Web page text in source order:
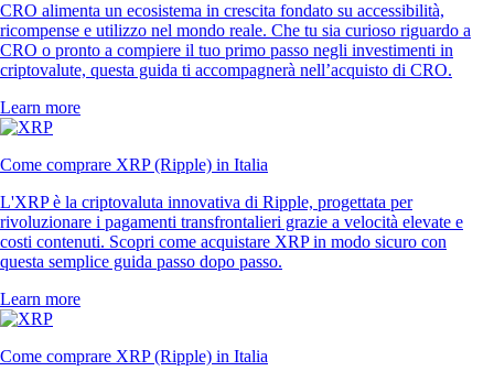
CRO alimenta un ecosistema in crescita fondato su accessibilità,
ricompense e utilizzo nel mondo reale. Che tu sia curioso riguardo a
CRO o pronto a compiere il tuo primo passo negli investimenti in
criptovalute, questa guida ti accompagnerà nell’acquisto di CRO.
Learn more
Come comprare XRP (Ripple) in Italia
L'XRP è la criptovaluta innovativa di Ripple, progettata per
rivoluzionare i pagamenti transfrontalieri grazie a velocità elevate e
costi contenuti. Scopri come acquistare XRP in modo sicuro con
questa semplice guida passo dopo passo.
Learn more
Come comprare XRP (Ripple) in Italia